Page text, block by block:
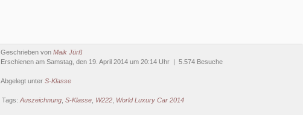
Geschrieben von Maik Jürß
Erschienen am Samstag, den 19. April 2014 um 20:14 Uhr | 5.574 Besuche
Abgelegt unter S-Klasse
Tags: Auszeichnung S-Klasse W222 World Luxury Car 2014